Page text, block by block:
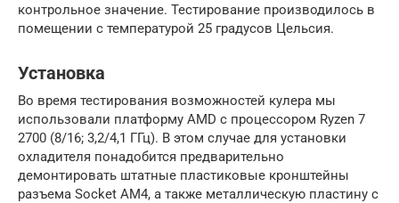
контрольное значение. Тестирование производилось в
помещении с температурой 25 градусов Цельсия.
Установка
Во время тестирования возможностей кулера мы
использовали платформу AMD с процессором Ryzen 7
2700 (8/16; 3,2/4,1 ГГц). В этом случае для установки
охладителя понадобится предварительно
демонтировать штатные пластиковые кронштейны
разъема Socket AM4, а также металлическую пластину с